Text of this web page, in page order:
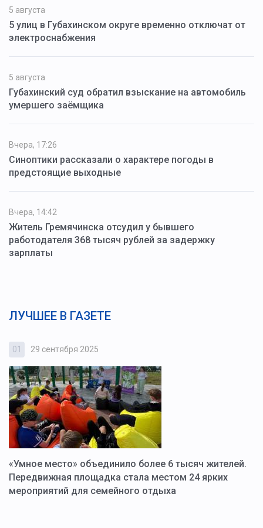
5 августа
5 улиц в Губахинском округе временно отключат от
электроснабжения
5 августа
Губахинский суд обратил взыскание на автомобиль
умершего заёмщика
Вчера, 17:26
Синоптики рассказали о характере погоды в
предстоящие выходные
Вчера, 14:42
Житель Гремячинска отсудил у бывшего
работодателя 368 тысяч рублей за задержку
зарплаты
ЛУЧШЕЕ В ГАЗЕТЕ
01 29 сентября 2025
«Умное место» объединило более 6 тысяч жителей.
Передвижная площадка стала местом 24 ярких
мероприятий для семейного отдыха